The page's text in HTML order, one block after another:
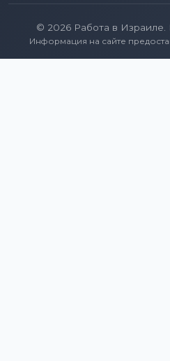
© 2026 Работа в
Информация на сайте